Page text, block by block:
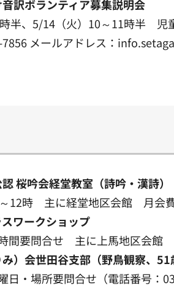
訳ボランティア募集説明会
半、5/14（火）10～11時半 児
メールアドレス：
桜吟会経堂教室（詩吟・漢詩）
12時 主に経堂地区会館 月会費
ワークショップ
要問合せ 主に上馬地区会館 1
）会世田谷支部（野鳥観察、51
・場所要問合せ（電話番号：